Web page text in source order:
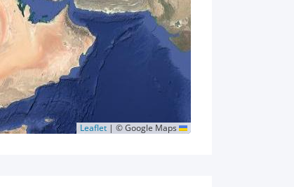
| © Google Maps